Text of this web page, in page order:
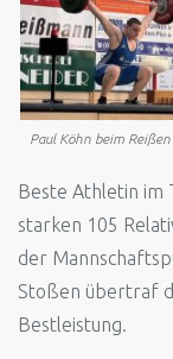
Paul Köhn beim Reißen
Beste Athletin im
starken 105
der
Stoßen übertraf
Bestleistung.